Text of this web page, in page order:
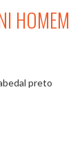
HOMEM
preto